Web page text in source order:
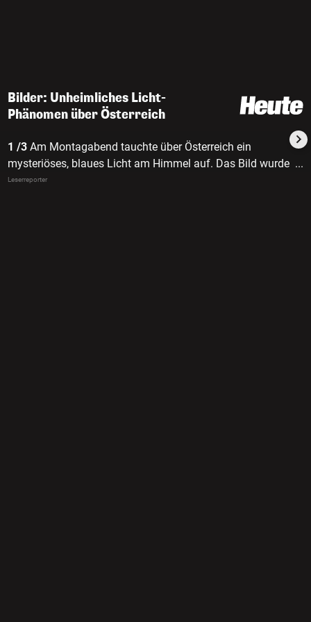
Bilder: Unheimliches Licht-
Phänomen über Österreich
1 /3 Am Montagabend tauchte über Österreich ein
mysteriöses, blaues Licht am Himmel auf. Das Bild wurde
in Berndorf aufgenommen.
...
Leserreporter